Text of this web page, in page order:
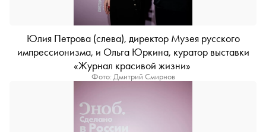
Юлия Петрова (слева), директор Музея русского
импрессионизма, и Ольга Юркина, куратор выставки
«Журнал красивой жизни»
Фото: Дмитрий Смирнов